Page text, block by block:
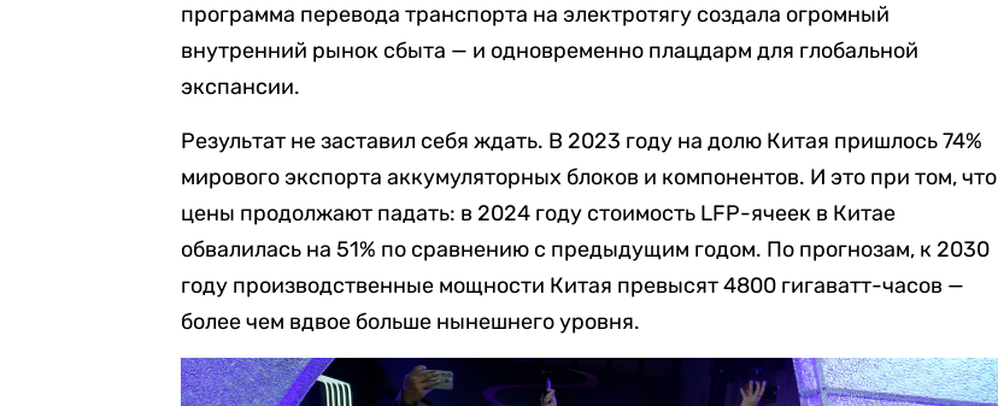
программа перевода транспорта на электротягу создала огромный
внутренний рынок сбыта — и одновременно плацдарм для глобальной
экспансии.
Результат не заставил себя ждать. В 2023 году на долю Китая пришлось 74%
мирового экспорта аккумуляторных блоков и компонентов. И это при том, что
цены продолжают падать: в 2024 году стоимость LFP-ячеек в Китае
обвалилась на 51% по сравнению с предыдущим годом. По прогнозам, к 2030
году производственные мощности Китая превысят 4800 гигаватт-часов —
более чем вдвое больше нынешнего уровня.